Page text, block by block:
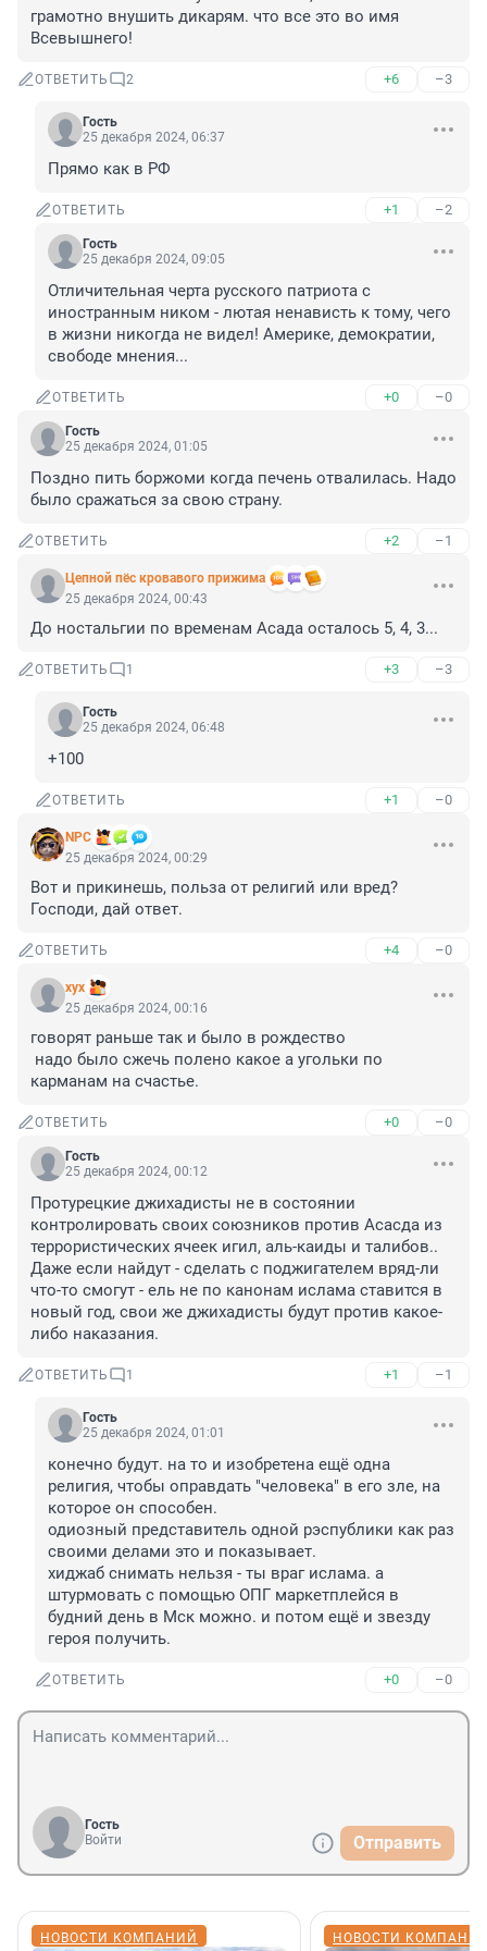
грамотно внушить дикарям. что все это во имя
Всевышнего!
ОТВЕТИТЬ 2 +6 –3
Гость
25 декабря 2024, 06:37
Прямо как в РФ
ОТВЕТИТЬ +1 –2
Гость
25 декабря 2024, 09:05
Отличительная черта русского патриота с
иностранным ником - лютая ненависть к тому, чего
в жизни никогда не видел! Америке, демократии,
свободе мнения...
ОТВЕТИТЬ +0 –0
Гость
25 декабря 2024, 01:05
Поздно пить боржоми когда печень отвалилась. Надо
было сражаться за свою страну.
ОТВЕТИТЬ +2 –1
Цепной пёс кровавого прижима
25 декабря 2024, 00:43
До ностальгии по временам Асада осталось 5, 4, 3...
ОТВЕТИТЬ 1 +3 –3
Гость
25 декабря 2024, 06:48
+100
ОТВЕТИТЬ +1 –0
NPC
25 декабря 2024, 00:29
Вот и прикинешь, польза от религий или вред?
Господи, дай ответ.
ОТВЕТИТЬ +4 –0
хух
25 декабря 2024, 00:16
говорят раньше так и было в рождество
надо было сжечь полено какое а угольки по
карманам на счастье.
ОТВЕТИТЬ +0 –0
Гость
25 декабря 2024, 00:12
Протурецкие джихадисты не в состоянии
контролировать своих союзников против Асасда из
террористических ячеек игил, аль-каиды и талибов..
Даже если найдут - сделать с поджигателем вряд-ли
что-то смогут - ель не по канонам ислама ставится в
новый год, свои же джихадисты будут против какое-
либо наказания.
ОТВЕТИТЬ 1 +1 –1
Гость
25 декабря 2024, 01:01
конечно будут. на то и изобретена ещё одна
религия, чтобы оправдать "человека" в его зле, на
которое он способен.
одиозный представитель одной рэспублики как раз
своими делами это и показывает.
хиджаб снимать нельзя - ты враг ислама. а
штурмовать с помощью ОПГ маркетплейся в
будний день в Мск можно. и потом ещё и звезду
героя получить.
ОТВЕТИТЬ +0 –0
Гость
Войти
Отправить
НОВОСТИ КОМПАНИЙ НОВОСТИ